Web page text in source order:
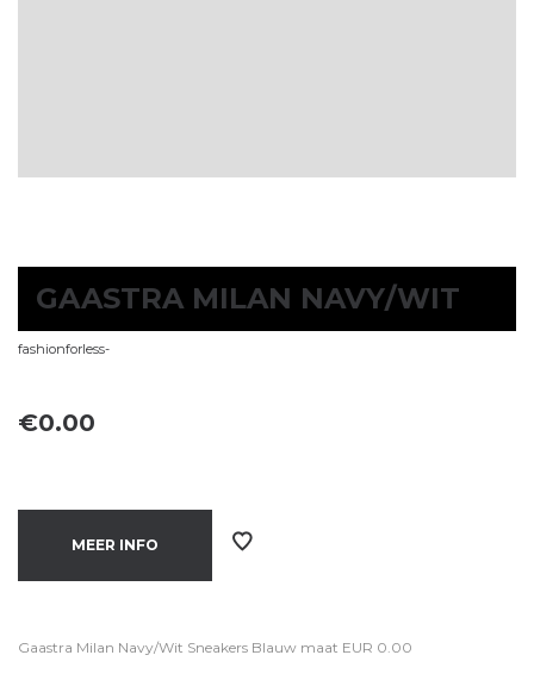
GAASTRA MILAN NAVY/WIT
fashionforless-
€0.00
MEER INFO
Gaastra Milan Navy/Wit Sneakers Blauw maat EUR 0.00